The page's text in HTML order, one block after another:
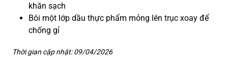
khăn sạch
Bôi một lớp dầu thực phẩm mỏng lên trục xoay để
chống gỉ
Thời gian cập nhật: 09/04/2026